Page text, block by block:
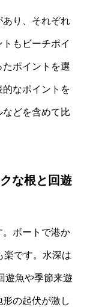
り、それぞれ
もビーチポイ
ポイントを選
なポイントを
どを含めて比
な根と回遊
ボートで港か
楽です。水深は
遊魚や季節来遊
の起伏が激し